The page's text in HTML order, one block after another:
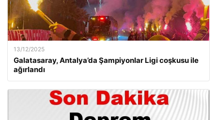
13/12/2025
Galatasaray, Antalya’da Şampiyonlar Ligi coşkusu ile
ağırlandı